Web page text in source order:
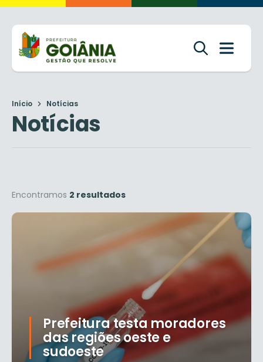
Início Notícias
Notícias
Encontramos 2 resultados
Prefeitura testa moradores
das regiões oeste e
sudoeste